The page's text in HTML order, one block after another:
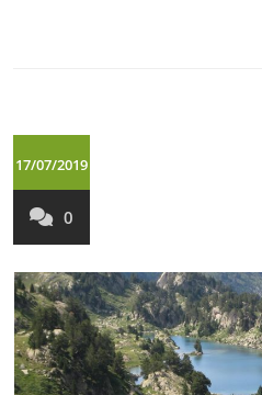
17/07/2019
0